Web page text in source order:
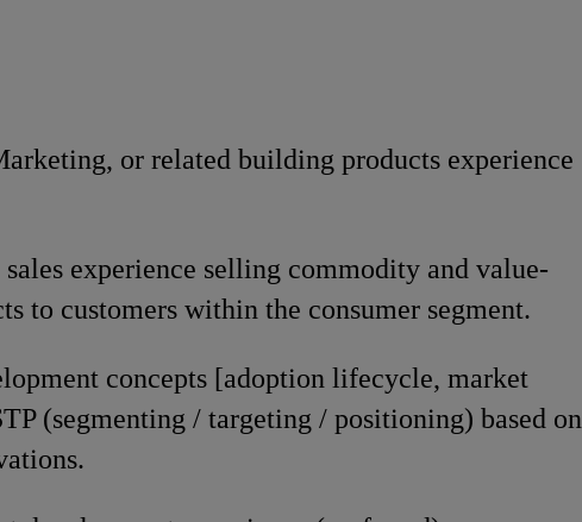
or related building products experience
experience selling commodity and value-
to customers within the consumer segment.
concepts [adoption lifecycle, market
(segmenting / targeting / positioning) based on